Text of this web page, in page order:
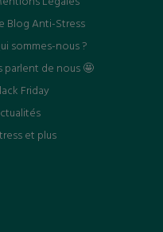
Blog Anti-Stress
sommes-nous ?
parlent de nous 🤩
Friday
et plus